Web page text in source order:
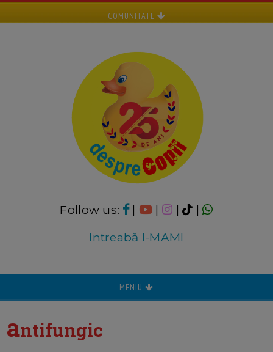
COMUNITATE
Follow us: | | |
|
Intreabă I-MAMI
MENIU
antifungic